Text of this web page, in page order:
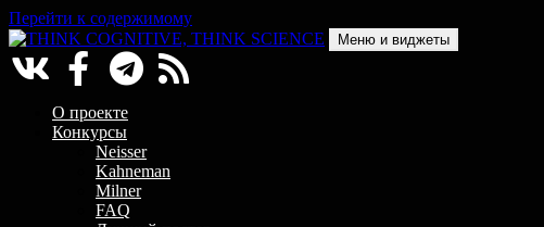
Перейти к содержимому
THINK COGNITIVE, THINK SCIENCE
Научно-образовательный проект в сфере когнитивной науки
Меню и виджеты
О проекте
Конкурсы
Neisser
Kahneman
Milner
FAQ